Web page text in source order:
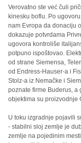
Verovatno ste već čuli
kinesku boflu. Po
nam Evropa da donaciju
dokazuje potvrdama
ugovora kontroliše
potpuno ispoštovao.
od strane Siemensa,
od Endress-Hauser-a i
Stolz-a iz Nemačke i
poznate firme Buderus, a
objektima su proizvodnje
U toku izgradnje pojavili
- stabilni sloj zemlje je
zemlje na pojedinim